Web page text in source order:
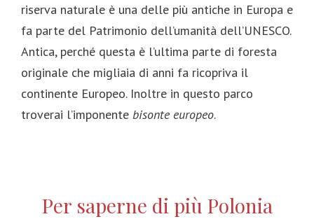
riserva naturale è una delle più antiche in Europa e
fa parte del Patrimonio dell’umanità dell’UNESCO.
Antica, perché questa è l’ultima parte di foresta
originale che migliaia di anni fa ricopriva il
continente Europeo. Inoltre in questo parco
troverai l’imponente bisonte europeo.
Per saperne di più Polonia